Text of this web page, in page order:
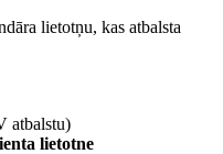
lietotņu, kas atbalsta
atbalstu)
lietotne